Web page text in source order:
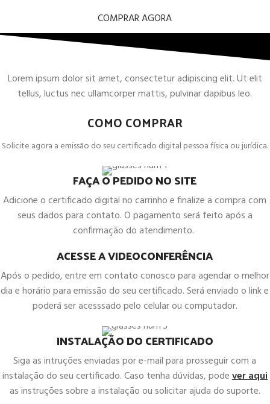
COMPRAR AGORA
Lorem ipsum dolor sit amet, consectetur adipiscing elit. Ut elit
tellus, luctus nec ullamcorper mattis, pulvinar dapibus leo.
COMO COMPRAR
Solicite agora a emissão do seu certificado digital pessoa física ou jurídica.
FAÇA O PEDIDO NO SITE
Adicione o certificado digital no carrinho e finalize a compra com
seus dados para contato. O pagamento será feito após a
confirmação do atendimento.
ACESSE A VIDEOCONFERÊNCIA
Após o pedido, entre em contato conosco para agendar o melhor
dia e horário para emissão do seu certificado. Será enviado o link e
poderá ser acesssado pelo celular ou computador.
INSTALAÇÃO DO CERTIFICADO
Siga as intruções enviadas por e-mail para prosseguir com a
instalação do seu certificado. Caso tenha dúvidas, podever aqui
as instruções sobre a instalação ou solicitar ajuda do suporte.